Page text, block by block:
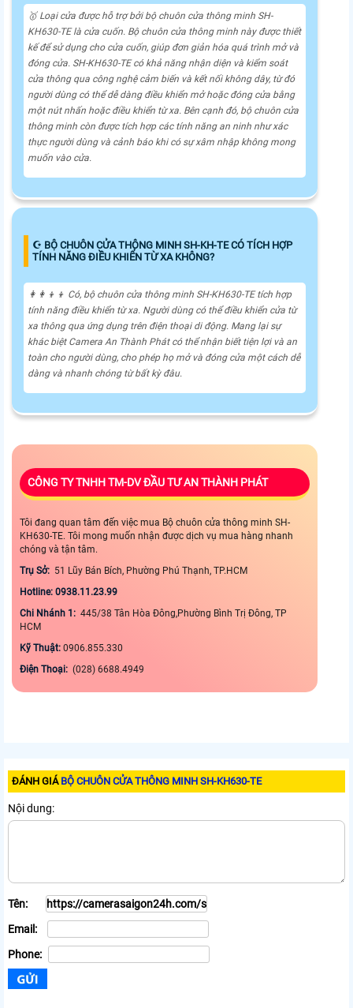
🥇 Loại cửa được hỗ trợ bởi bộ chuôn cửa thông minh SH-
KH630-TE là cửa cuốn. Bộ chuôn cửa thông minh này được thiết
kế để sử dụng cho cửa cuốn, giúp đơn giản hóa quá trình mở và
đóng cửa. SH-KH630-TE có khả năng nhận diện và kiểm soát
cửa thông qua công nghệ cảm biến và kết nối không dây, từ đó
người dùng có thể dễ dàng điều khiển mở hoặc đóng cửa bằng
một nút nhấn hoặc điều khiển từ xa. Bên cạnh đó, bộ chuôn cửa
thông minh còn được tích hợp các tính năng an ninh như xác
thực người dùng và cảnh báo khi có sự xâm nhập không mong
muốn vào cửa.
☪ BỘ CHUÔN CỬA THÔNG MINH SH-KH-TE CÓ TÍCH HỢP
TÍNH NĂNG ĐIỀU KHIỂN TỪ XA KHÔNG?
👩‍👩‍👦‍👦 Có, bộ chuôn cửa thông minh SH-KH630-TE tích hợp
tính năng điều khiển từ xa. Người dùng có thể điều khiển cửa từ
xa thông qua ứng dụng trên điện thoại di động. Mang lại sự
khác biệt Camera An Thành Phát có thể nhận biết tiện lợi và an
toàn cho người dùng, cho phép họ mở và đóng cửa một cách dễ
dàng và nhanh chóng từ bất kỳ đâu.
CÔNG TY TNHH TM-DV ĐẦU TƯ AN THÀNH PHÁT
Tôi đang quan tâm đến việc mua Bộ chuôn cửa thông minh SH-
KH630-TE. Tôi mong muốn nhận được dịch vụ mua hàng nhanh
chóng và tận tâm.
Trụ Sở: 51 Lũy Bán Bích, Phường Phú Thạnh, TP.HCM
Hotline: 0938.11.23.99
Chi Nhánh 1: 445/38 Tân Hòa Đông,Phường Bình Trị Đông, TP
HCM
Kỹ Thuật: 0906.855.330
Điện Thoại: (028) 6688.4949
ĐÁNH GIÁ BỘ CHUÔN CỬA THÔNG MINH SH-KH630-TE
Nội dung:
Tên:
Email:
Phone: